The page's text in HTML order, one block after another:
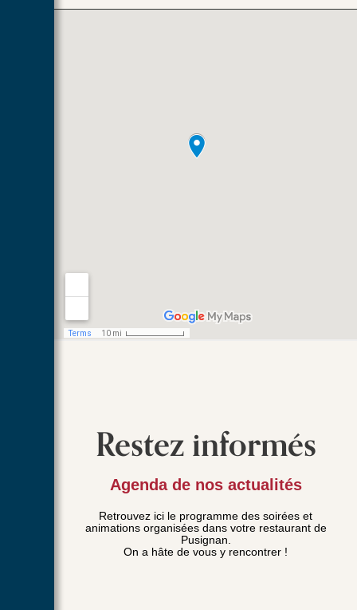
Restez informés
Agenda de nos actualités
Retrouvez ici le programme des soirées et
animations organisées dans votre restaurant de
Pusignan.
On a hâte de vous y rencontrer !